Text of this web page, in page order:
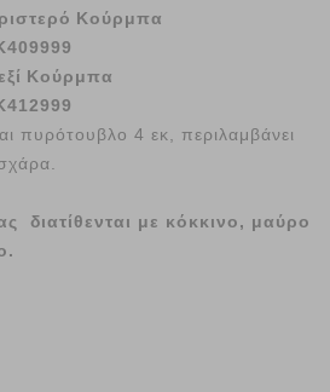
Κούρμπα
Κούρμπα
πυρότουβλο 4 εκ, περιλαμβάνει
διατίθενται με κόκκινο, μαύρο